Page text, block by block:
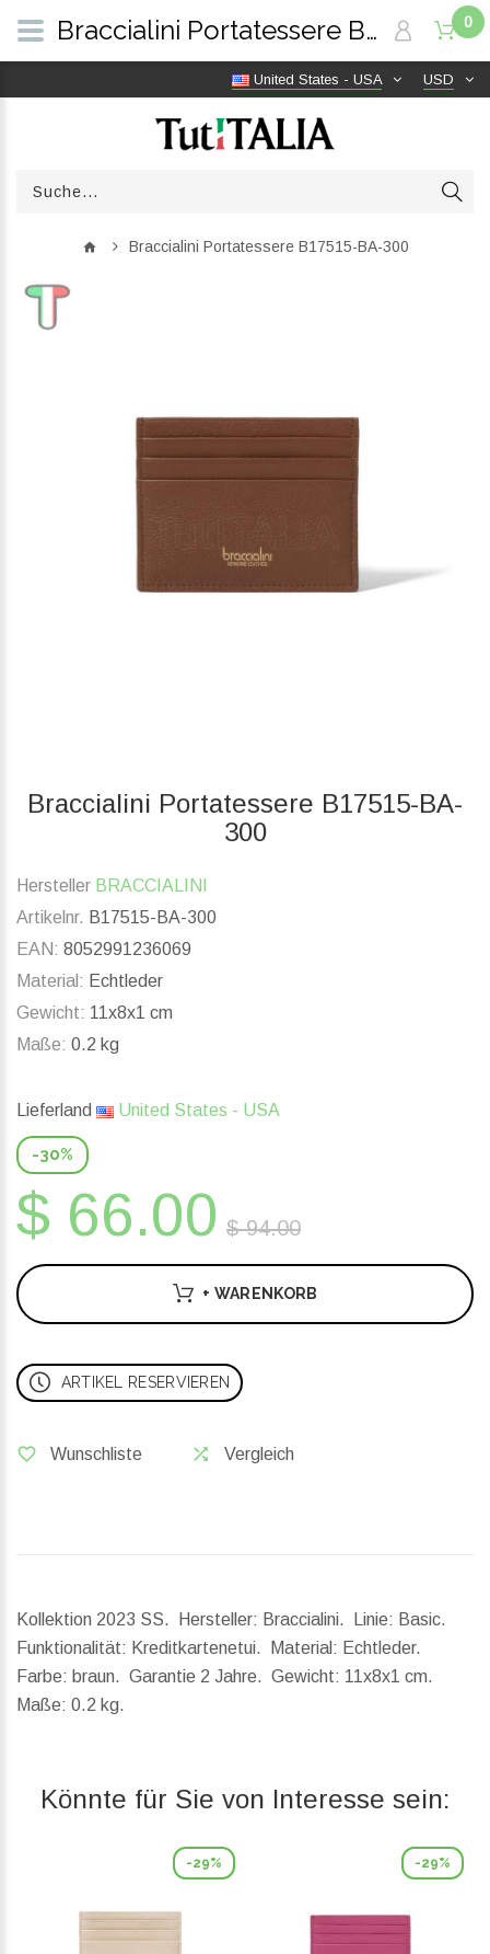
USD
United States - USA
0
Braccialini Portatessere B17515-BA-300
Braccialini Portatessere B17515-BA-
300
Hersteller BRACCIALINI
Artikelnr. B17515-BA-300
EAN: 8052991236069
Material: Echtleder
Gewicht: 11x8x1 cm
Maße: 0.2 kg
Lieferland United States - USA
-30%
$ 66.00 $ 94.00
+ WARENKORB
ARTIKEL RESERVIEREN
Wunschliste Vergleich
Kollektion 2023 SS. Hersteller: Braccialini. Linie: Basic.
Funktionalität: Kreditkartenetui. Material: Echtleder.
Farbe: braun. Garantie 2 Jahre. Gewicht: 11x8x1 cm.
Maße: 0.2 kg.
Könnte für Sie von Interesse sein:
-29% -29%
Braccialini Portatessere B17515-BA-300 | TutITALIA